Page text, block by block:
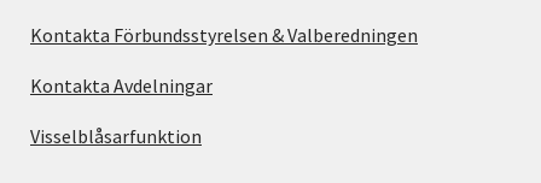
Kontakta Förbundsstyrelsen & Valberedningen
Kontakta Avdelningar
Visselblåsarfunktion